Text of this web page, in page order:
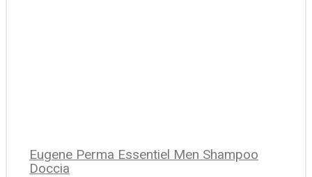
Eugene Perma Essentiel Men Shampoo
Doccia